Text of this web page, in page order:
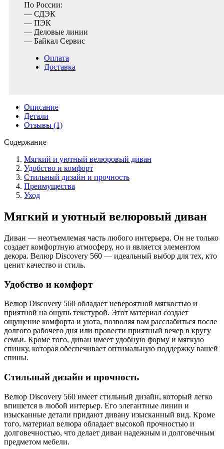
По России:
— СДЭК
— ПЭК
— Деловые линии
— Байкал Сервис
Оплата
Доставка
Описание
Детали
Отзывы (1)
Содержание
Мягкий и уютный велюровый диван
Удобство и комфорт
Стильный дизайн и прочность
Преимущества
Уход
Мягкий и уютный велюровый диван
Диван — неотъемлемая часть любого интерьера. Он не только
создает комфортную атмосферу, но и является элементом
декора. Велюр Discovery 560 — идеальный выбор для тех, кто
ценит качество и стиль.
Удобство и комфорт
Велюр Discovery 560 обладает невероятной мягкостью и
приятной на ощупь текстурой. Этот материал создает
ощущение комфорта и уюта, позволяя вам расслабиться после
долгого рабочего дня или провести приятный вечер в кругу
семьи. Кроме того, диван имеет удобную форму и мягкую
спинку, которая обеспечивает оптимальную поддержку вашей
спины.
Стильный дизайн и прочность
Велюр Discovery 560 имеет стильный дизайн, который легко
впишется в любой интерьер. Его элегантные линии и
изысканные детали придают дивану изысканный вид. Кроме
того, материал велюра обладает высокой прочностью и
долговечностью, что делает диван надежным и долговечным
предметом мебели.